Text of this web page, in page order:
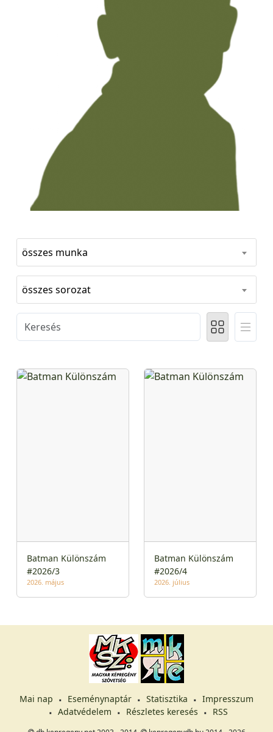
összes munka
összes sorozat
Batman Különszám
#2026/3
2026. május
Batman Különszám
#2026/4
2026. július
Mai nap Eseménynaptár Statisztika
Impresszum
Adatvédelem
Részletes keresés RSS